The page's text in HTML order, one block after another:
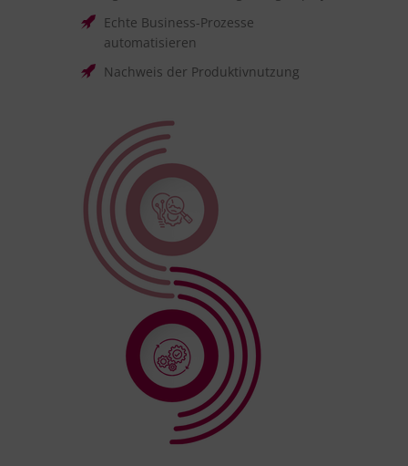
Echte Business-Prozesse
automatisieren
Nachweis der Produktivnutzung